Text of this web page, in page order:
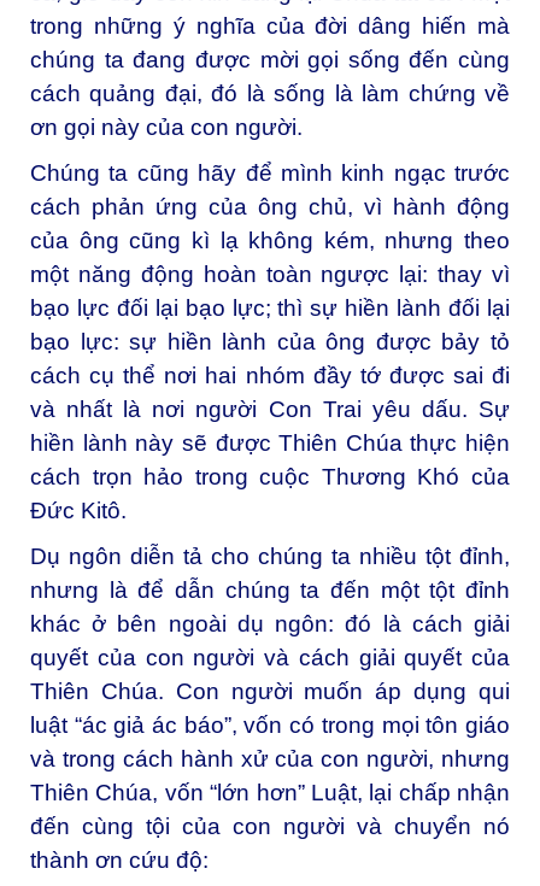
trong những ý nghĩa của đời dâng hiến mà
chúng ta đang được mời gọi sống đến cùng
cách quảng đại, đó là sống là làm chứng về
ơn gọi này của con người.
Chúng ta cũng hãy để mình kinh ngạc trước
cách phản ứng của ông chủ, vì hành động
của ông cũng kì lạ không kém, nhưng theo
một năng động hoàn toàn ngược lại: thay vì
bạo lực đối lại bạo lực; thì sự hiền lành đối lại
bạo lực: sự hiền lành của ông được bảy tỏ
cách cụ thể nơi hai nhóm đầy tớ được sai đi
và nhất là nơi người Con Trai yêu dấu. Sự
hiền lành này sẽ được Thiên Chúa thực hiện
cách trọn hảo trong cuộc Thương Khó của
Đức Kitô.
Dụ ngôn diễn tả cho chúng ta nhiều tột đỉnh,
nhưng là để dẫn chúng ta đến một tột đỉnh
khác ở bên ngoài dụ ngôn: đó là cách giải
quyết của con người và cách giải quyết của
Thiên Chúa. Con người muốn áp dụng qui
luật “ác giả ác báo”, vốn có trong mọi tôn giáo
và trong cách hành xử của con người, nhưng
Thiên Chúa, vốn “lớn hơn” Luật, lại chấp nhận
đến cùng tội của con người và chuyển nó
thành ơn cứu độ: